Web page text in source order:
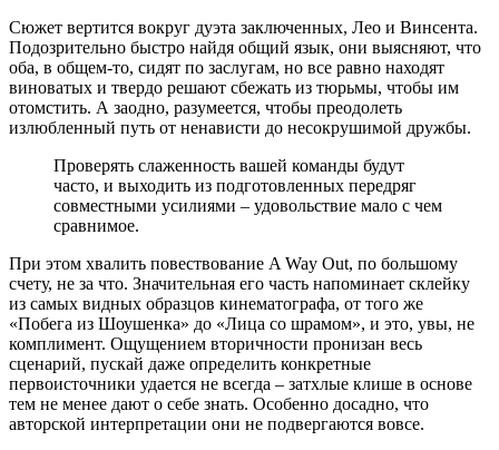
Сюжет вертится вокруг дуэта заключенных, Лео и Винсента.
Подозрительно быстро найдя общий язык, они выясняют, что
оба, в общем-то, сидят по заслугам, но все равно находят
виноватых и твердо решают сбежать из тюрьмы, чтобы им
отомстить. А заодно, разумеется, чтобы преодолеть
излюбленный путь от ненависти до несокрушимой дружбы.
Проверять слаженность вашей команды будут
часто, и выходить из подготовленных передряг
совместными усилиями – удовольствие мало с чем
сравнимое.
При этом хвалить повествование A Way Out, по большому
счету, не за что. Значительная его часть напоминает склейку
из самых видных образцов кинематографа, от того же
«Побега из Шоушенка» до «Лица со шрамом», и это, увы, не
комплимент. Ощущением вторичности пронизан весь
сценарий, пускай даже определить конкретные
первоисточники удается не всегда – затхлые клише в основе
тем не менее дают о себе знать. Особенно досадно, что
авторской интерпретации они не подвергаются вовсе.